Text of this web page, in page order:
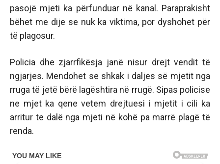
pasojë mjeti ka përfunduar në kanal. Paraprakisht
bëhet me dije se nuk ka viktima, por dyshohet për
të plagosur.
Policia dhe zjarrfikësja janë nisur drejt vendit të
ngjarjes. Mendohet se shkak i daljes së mjetit nga
rruga të jetë bërë lagështira në rrugë. Sipas policise
ne mjet ka qene vetem drejtuesi i mjetit i cili ka
arritur te dalë nga mjeti në kohë pa marrë plagë të
renda.